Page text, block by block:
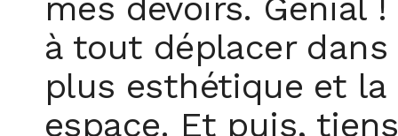
mes devoirs. Génial
à tout déplacer
plus esthétique et
espace. Et puis,